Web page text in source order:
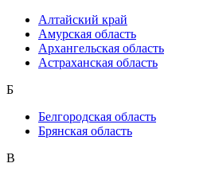
Алтайский край
Амурская область
Архангельская область
Астраханская область
Б
Белгородская область
Брянская область
В